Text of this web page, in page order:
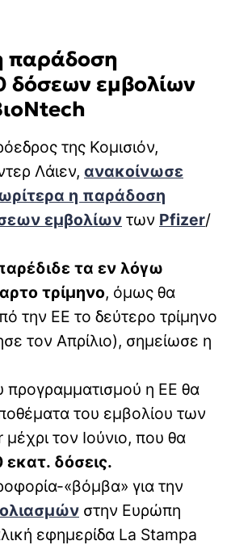
παράδοση
εμβολίων
της Κομισιόν,
Λάιεν, ανακοίνωσε
η παράδοση
εμβολίων των Pfizer/
τα εν λόγω
τρίμηνο, όμως θα
την ΕΕ το δεύτερο τρίμηνο
τον Απρίλιο), σημείωσε η
προγραμματισμού η ΕΕ θα
του εμβολίου των
τον Ιούνιο, που θα
εκατ. δόσεις.
«βόμβα» για την
στην Ευρώπη
εφημερίδα La Stampa